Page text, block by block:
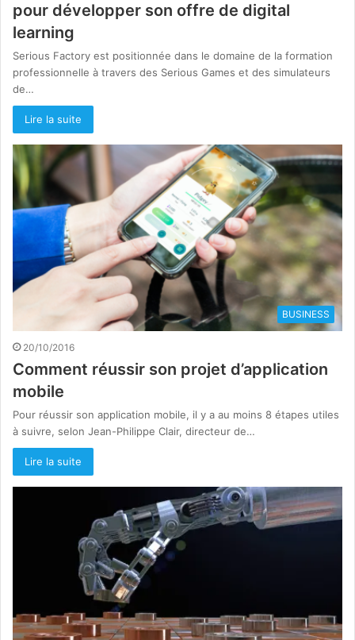
pour développer son offre de digital
learning
Serious Factory est positionnée dans le domaine de la formation
professionnelle à travers des Serious Games et des simulateurs
de…
Lire la suite
BUSINESS
20/10/2016
Comment réussir son projet d’application
mobile
Pour réussir son application mobile, il y a au moins 8 étapes utiles
à suivre, selon Jean-Philippe Clair, directeur de…
Lire la suite